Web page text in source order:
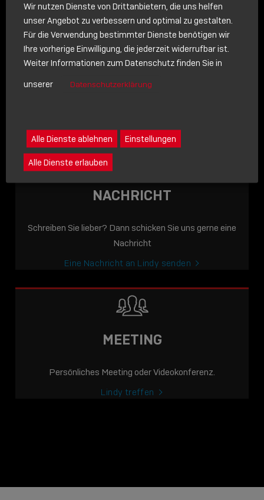
JETZT ONLINE
VERFÜGBAR: DIE
LINDY ACADEMY –
WISSEN, DAS
VERBINDET! ANRUF
NACHRICHT
Schreiben Sie lieber? Dann schicken Sie uns gerne eine
Nachricht
Eine Nachricht an Lindy senden
MEETING
Persönliches Meeting oder Videokonferenz.
Lindy treffen
Wir nutzen Dienste von Drittanbietern, die uns helfen
unser Angebot zu verbessern und optimal zu gestalten.
Für die Verwendung bestimmter Dienste benötigen wir
Ihre vorherige Einwilligung, die jederzeit widerrufbar ist.
Weiter Informationen zum Datenschutz finden Sie in
unserer
Datenschutzerklärung
Alle Dienste ablehnen Einstellungen
Alle Dienste erlauben